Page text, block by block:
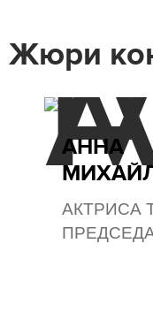
Жюри
АННА
АКТРИСА